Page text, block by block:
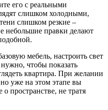
его с реальными
слишком холодными,
слишком резкие –
небольшие правки делают
мебель, настроить свет
чтобы показать
квартира. При желании
уже на этом этапе вы
о пространстве, не тратя